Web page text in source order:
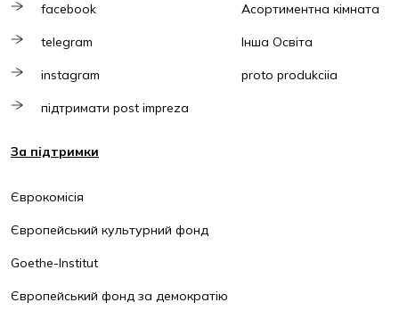
facebook
telegram
instagram
підтримати post impreza
Асортиментна кімната
Інша Освіта
proto produkciia
За підтримки
Єврокомісія
Європейський культурний фонд
Goethe-Institut
Європейський фонд за демократію